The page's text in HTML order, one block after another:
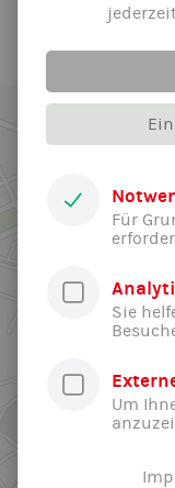
Für
Sie
Um